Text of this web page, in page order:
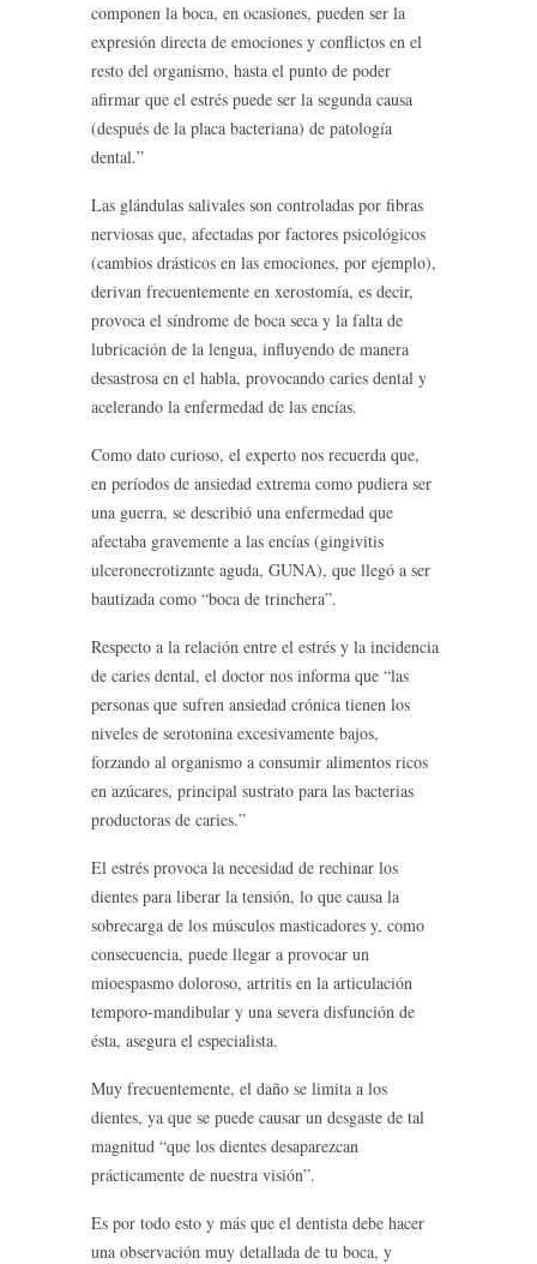
componen la boca, en ocasiones, pueden ser la
expresión directa de emociones y conflictos en el
resto del organismo, hasta el punto de poder
afirmar que el estrés puede ser la segunda causa
(después de la placa bacteriana) de patología
dental.”
Las glándulas salivales son controladas por fibras
nerviosas que, afectadas por factores psicológicos
(cambios drásticos en las emociones, por ejemplo),
derivan frecuentemente en xerostomía, es decir,
provoca el síndrome de boca seca y la falta de
lubricación de la lengua, influyendo de manera
desastrosa en el habla, provocando caries dental y
acelerando la enfermedad de las encías.
Como dato curioso, el experto nos recuerda que,
en períodos de ansiedad extrema como pudiera ser
una guerra, se describió una enfermedad que
afectaba gravemente a las encías (gingivitis
ulceronecrotizante aguda, GUNA), que llegó a ser
bautizada como “boca de trinchera”.
Respecto a la relación entre el estrés y la incidencia
de caries dental, el doctor nos informa que “las
personas que sufren ansiedad crónica tienen los
niveles de serotonina excesivamente bajos,
forzando al organismo a consumir alimentos ricos
en azúcares, principal sustrato para las bacterias
productoras de caries.”
El estrés provoca la necesidad de rechinar los
dientes para liberar la tensión, lo que causa la
sobrecarga de los músculos masticadores y, como
consecuencia, puede llegar a provocar un
mioespasmo doloroso, artritis en la articulación
temporo-mandibular y una severa disfunción de
ésta, asegura el especialista.
Muy frecuentemente, el daño se limita a los
dientes, ya que se puede causar un desgaste de tal
magnitud “que los dientes desaparezcan
prácticamente de nuestra visión”.
Es por todo esto y más que el dentista debe hacer
una observación muy detallada de tu boca, y